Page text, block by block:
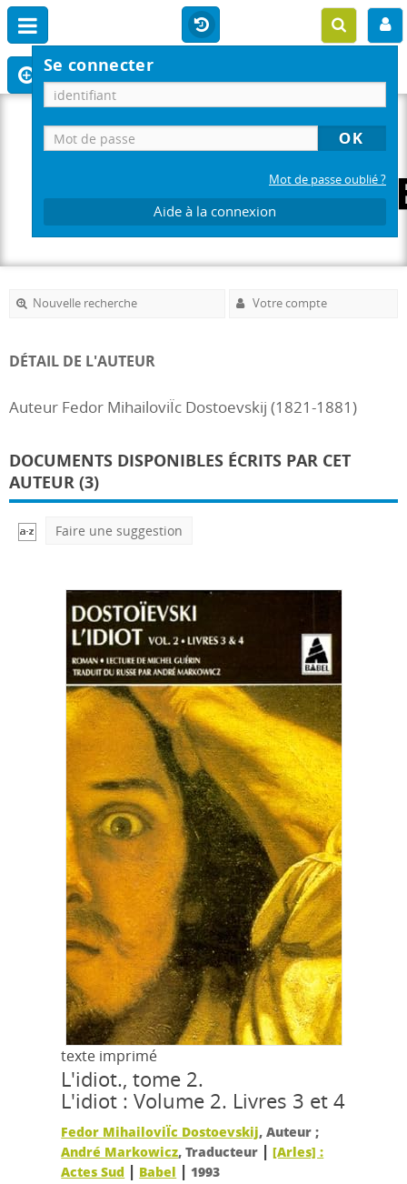
Se connecter
Mot de passe oublié ?
Aide à la connexion
Nouvelle recherche Votre compte
DÉTAIL DE L'AUTEUR
Auteur Fedor MihailoviÏc Dostoevskij (1821-1881)
DOCUMENTS DISPONIBLES ÉCRITS PAR CET
AUTEUR (3)
Faire une suggestion
texte imprimé
L'idiot., tome 2.
L'idiot : Volume 2. Livres 3 et 4
Fedor MihailoviÏc Dostoevskij, Auteur ;
André Markowicz, Traducteur |[Arles] :
Actes Sud | Babel | 1993